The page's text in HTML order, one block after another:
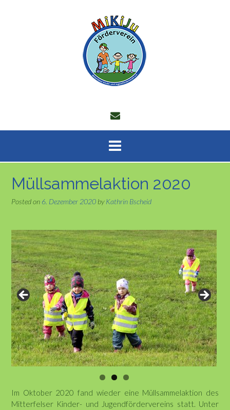
Müllsammelaktion 2020
Posted on 6. Dezember 2020 byKathrin Bscheid
Im Oktober 2020 fand wieder eine Müllsammelaktion des
Mitterfelser Kinder- und Jugendfördervereins statt. Unter